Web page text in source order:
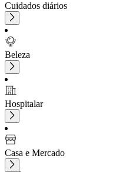
Cuidados diários
Beleza
Hospitalar
Casa e Mercado